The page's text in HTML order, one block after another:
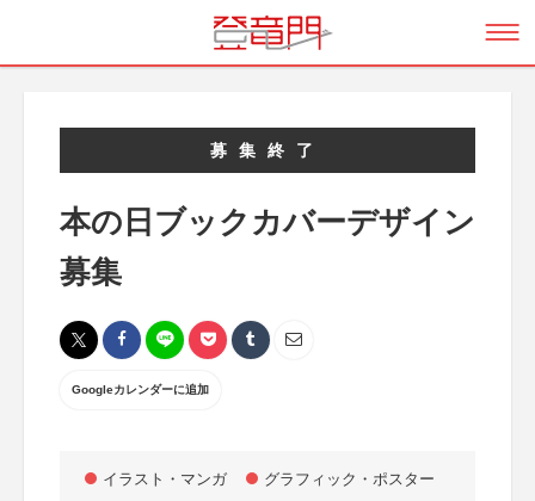
募集終了
本の日ブックカバーデザイン
募集
Googleカレンダーに追加
イラスト・マンガ
グラフィック・ポスター